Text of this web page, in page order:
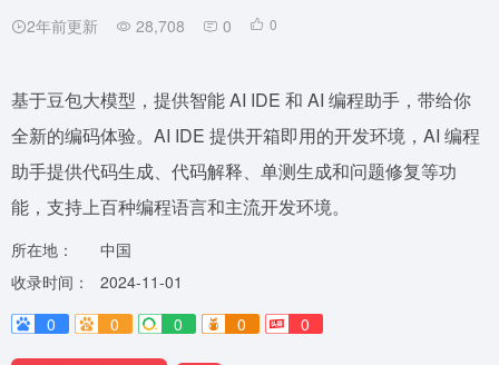
2年前更新 28,708 0 0
基于豆包大模型，提供智能 AI IDE 和 AI 编程助手，带给你
全新的编码体验。AI IDE 提供开箱即用的开发环境，AI 编程
助手提供代码生成、代码解释、单测生成和问题修复等功
能，支持上百种编程语言和主流开发环境。
所在地：
中国
收录时间：
2024-11-01
0
0 0 0 0